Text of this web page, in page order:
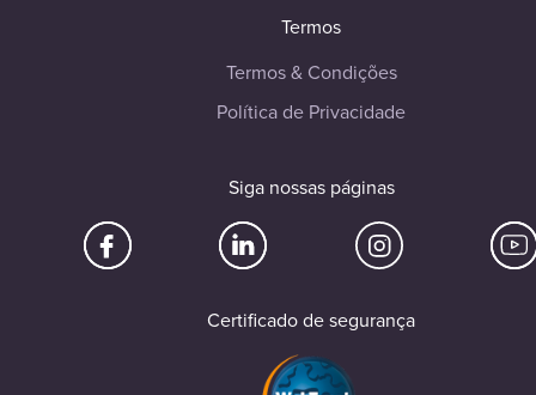
Termos
Termos & Condições
Política de Privacidade
Siga nossas páginas
Certificado de segurança